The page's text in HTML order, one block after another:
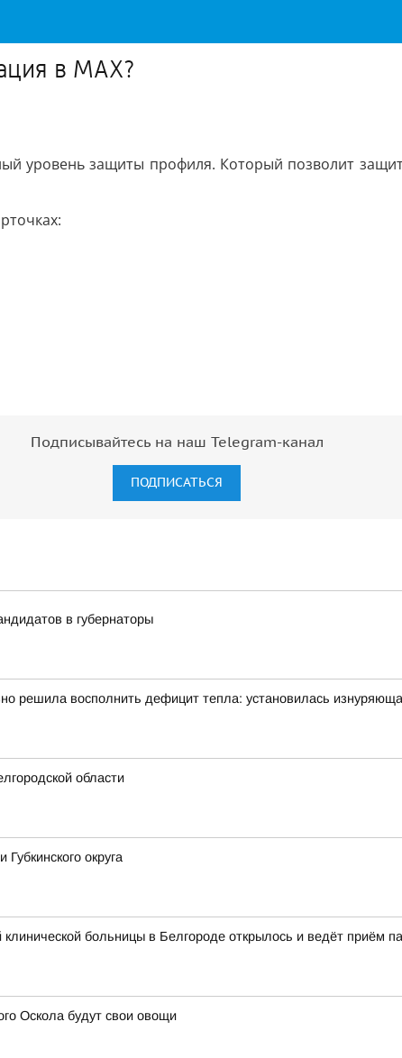
в MAX?
уровень защиты профиля. Который позволит
Подписывайтесь на наш Telegram-канал
ПОДПИСАТЬСЯ
в губернаторы
решила восполнить дефицит тепла: установилась
области
округа
больницы в Белгороде открылось и ведёт приём
Оскола будут свои овощи